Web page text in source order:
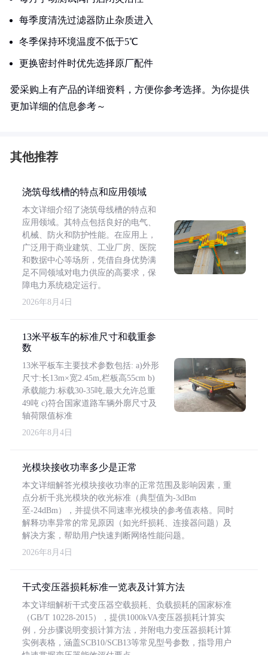
每季度清洗过滤器防止杂质进入
冬季保持环境温度不低于5℃
更换密封件时优先选择原厂配件
爱采购上有产品的详细资料，方便你参考选择。为你提供
更加详细的信息参考～
其他推荐
浇筑母线槽的特点和应用领域
本文详细介绍了浇筑母线槽的特点和
应用领域。其特点包括良好的电气、
机械、防火和防护性能。在应用上，
广泛用于商业建筑、工业厂房、医院
和数据中心等场所，凭借自身优势满
足不同领域对电力供应的高要求，保
障电力系统稳定运行。
2026年8月4日
13米平板车的标准尺寸和载重参
数
13米平板车主要技术参数包括: a)外形
尺寸:长13m×宽2.45m,栏板高55cm b)
承载能力:标载30-35吨,最大允许总重
49吨 c)符合国家道路车辆外廓尺寸及
轴荷限值标准
2026年8月4日
光模块接收功率多少是正常
本文详细解答光模块接收功率的正常范围及影响因素，重
点分析千兆光模块的收光标准（典型值为-3dBm
至-24dBm），并提供不同速率光模块的参考值表格。同时
解释功率异常的常见原因（如光纤损耗、连接器问题）及
解决方案，帮助用户快速判断网络性能问题。
2026年8月4日
干式变压器损耗标准一览表及计算方法
本文详细解析干式变压器空载损耗、负载损耗的国家标准
（GB/T 10228-2015），提供1000kVA变压器损耗计算实
例，分步骤说明变损计算方法，并附电力变压器损耗计算
实例表格，涵盖SCB10/SCB13等常见型号参数，指导用户